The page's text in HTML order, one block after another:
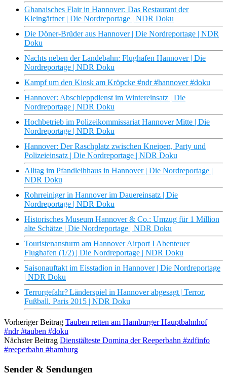
Ghanaisches Flair in Hannover: Das Restaurant der
Kleingärtner | Die Nordreportage | NDR Doku
Die Döner-Brüder aus Hannover | Die Nordreportage | NDR
Doku
Nachts neben der Landebahn: Flughafen Hannover | Die
Nordreportage | NDR Doku
Kampf um den Kiosk am Kröpcke #ndr #hannover #doku
Hannover: Abschleppdienst im Wintereinsatz | Die
Nordreportage | NDR Doku
Hochbetrieb im Polizeikommissariat Hannover Mitte | Die
Nordreportage | NDR Doku
Hannover: Der Raschplatz zwischen Kneipen, Party und
Polizeieinsatz | Die Nordreportage | NDR Doku
Alltag im Pfandleihhaus in Hannover | Die Nordreportage |
NDR Doku
Rohrreiniger in Hannover im Dauereinsatz | Die
Nordreportage | NDR Doku
Historisches Museum Hannover & Co.: Umzug für 1 Million
alte Schätze | Die Nordreportage | NDR Doku
Touristenansturm am Hannover Airport I Abenteuer
Flughafen (1/2) | Die Nordreportage | NDR Doku
Saisonauftakt im Eisstadion in Hannover | Die Nordreportage
| NDR Doku
Terrorgefahr? Länderspiel in Hannover abgesagt | Terror.
Fußball. Paris 2015 | NDR Doku
Vorheriger Beitrag Tauben retten am Hamburger Hauptbahnhof
#ndr #tauben #doku
Nächster Beitrag Dienstälteste Domina der Reeperbahn #zdfinfo
#reeperbahn #hamburg
Sender & Sendungen